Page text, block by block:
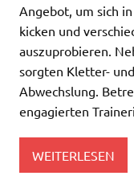
Angebot, um sich
kicken und
auszuprobieren.
sorgten Kletter-
Abwechslung.
engagierten
WEITERLESEN